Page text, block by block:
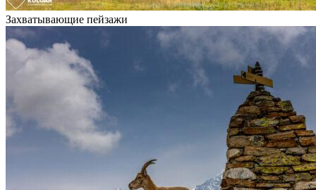
Захватывающие пейзажи